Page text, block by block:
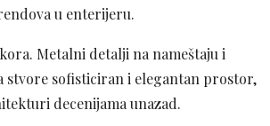
u enterijeru.
Metalni detalji na nameštaju i
stvore sofisticiran i elegantan prostor,
decenijama unazad.